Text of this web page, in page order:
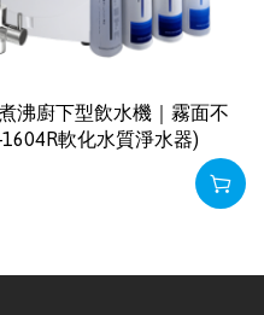
沸廚下型飲水機｜霧面不
軟化水質淨水器)